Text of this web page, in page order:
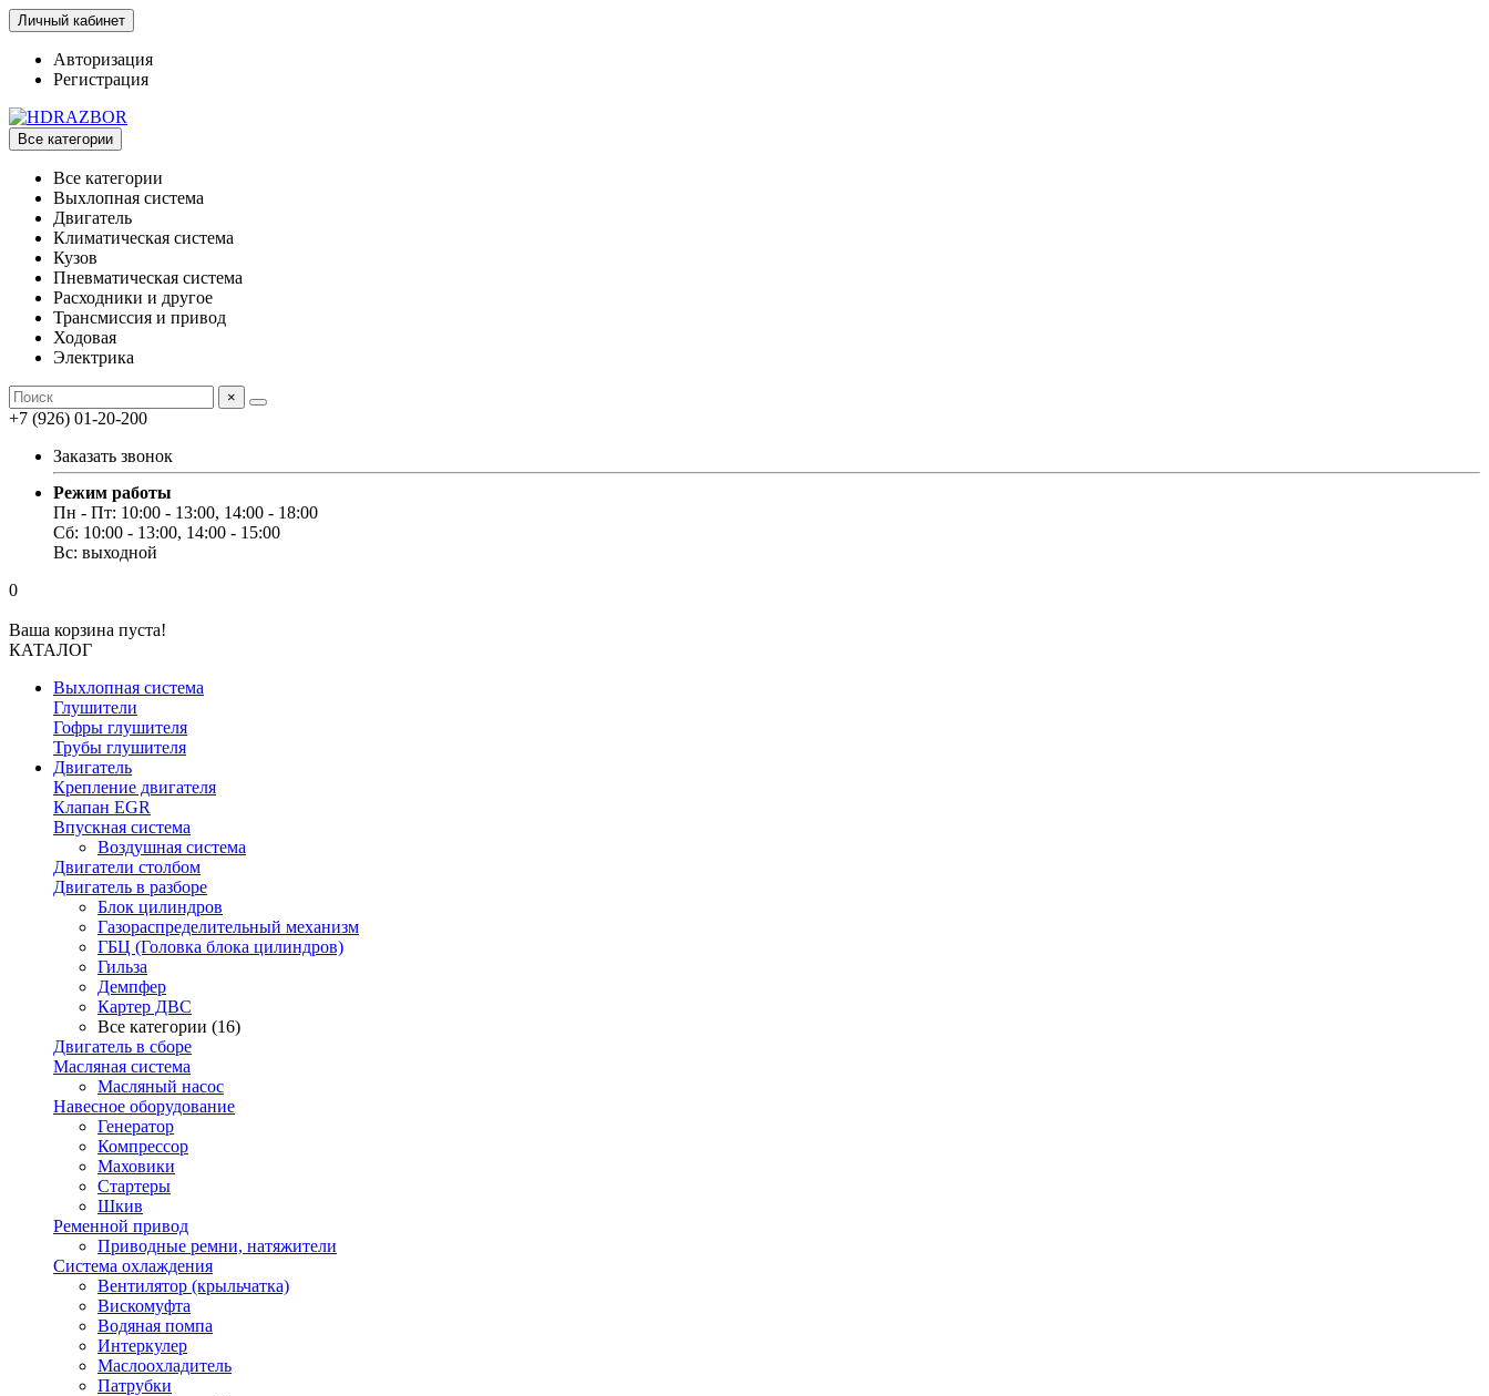
Личный кабинет
Авторизация
Регистрация
Все категории
Все категории
Выхлопная система
Двигатель
Климатическая система
Кузов
Пневматическая система
Расходники и другое
Трансмиссия и привод
Ходовая
Электрика
×
+7 (926) 01-20-200
Заказать звонок
Режим работы
Пн - Пт: 10:00 - 13:00, 14:00 - 18:00
Сб: 10:00 - 13:00, 14:00 - 15:00
Вс: выходной
0
Ваша корзина пуста!
КАТАЛОГ
Выхлопная система
Глушители
Гофры глушителя
Трубы глушителя
Двигатель
Крепление двигателя
Клапан EGR
Впускная система
Воздушная система
Двигатели столбом
Двигатель в разборе
Блок цилиндров
Газораспределительный механизм
ГБЦ (Головка блока цилиндров)
Гильза
Демпфер
Картер ДВС
Все категории (16)
Двигатель в сборе
Масляная система
Масляный насос
Навесное оборудование
Генератор
Компрессор
Маховики
Стартеры
Шкив
Ременной привод
Приводные ремни, натяжители
Система охлаждения
Вентилятор (крыльчатка)
Вискомуфта
Водяная помпа
Интеркулер
Маслоохладитель
Патрубки